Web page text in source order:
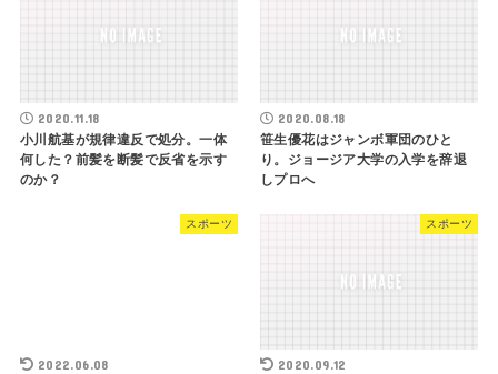
2020.11.18
小川航基が規律違反で処分。一体
何した？前髪を断髪で反省を示す
のか？
2020.08.18
笹生優花はジャンボ軍団のひと
り。ジョージア大学の入学を辞退
しプロへ
スポーツ
2022.06.08
スポーツ
2020.09.12